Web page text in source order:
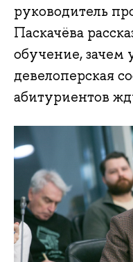
руководитель
Паскачёва
обучение, зачем
девелоперская
абитуриентов